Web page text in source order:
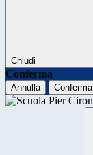
Chiudi
Conferma
Annulla Conferma